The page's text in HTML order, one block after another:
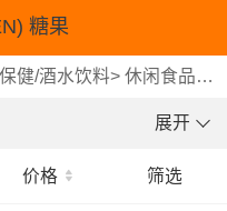
糖果
健/酒水饮料>休闲食品>
展开
价格 筛选